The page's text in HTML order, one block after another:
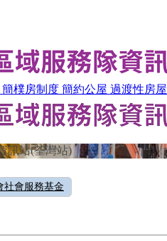
簡樸房制度 簡約公屋 過渡性房屋
訊站(荃灣站)
社會服務基金